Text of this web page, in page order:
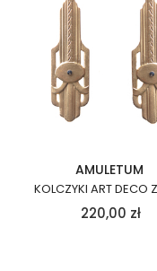
AMULETUM
KOLCZYKI ART DECO
220,00 zł